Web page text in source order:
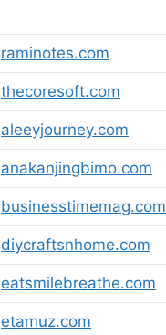
raminotes.com
thecoresoft.com
aleeyjourney.com
anakanjingbimo.com
businesstimemag.com
diycraftsnhome.com
eatsmilebreathe.com
etamuz.com